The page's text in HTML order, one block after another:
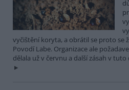
vyčištění koryta, a obrátil se proto se
Povodí Labe. Organizace ale
dělala už v červnu a další zásah v tuto